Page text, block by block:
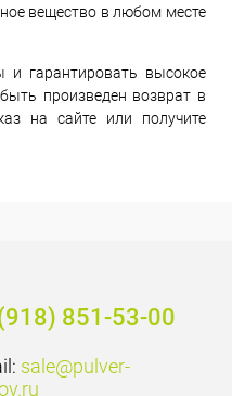
вещество в любом месте
и гарантировать высокое
произведен возврат в
на сайте или получите
851-53-00
sale@pulver-